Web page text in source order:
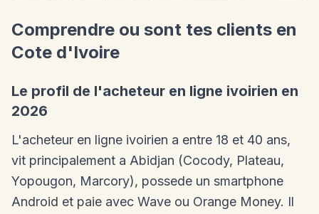
Comprendre ou sont tes clients en
Cote d'Ivoire
Le profil de l'acheteur en ligne ivoirien en
2026
L'acheteur en ligne ivoirien a entre 18 et 40 ans,
vit principalement a Abidjan (Cocody, Plateau,
Yopougon, Marcory), possede un smartphone
Android et paie avec Wave ou Orange Money. Il